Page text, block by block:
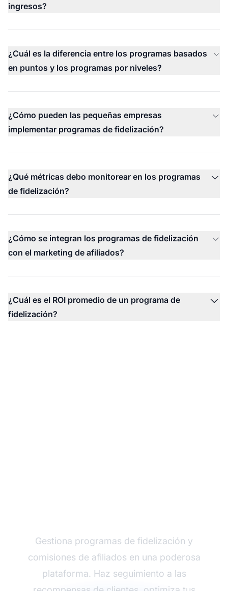
ingresos?
¿Cuál es la diferencia entre los programas basados
en puntos y los programas por niveles?
¿Cómo pueden las pequeñas empresas
implementar programas de fidelización?
¿Qué métricas debo monitorear en los programas
de fidelización?
¿Cómo se integran los programas de fidelización
con el marketing de afiliados?
¿Cuál es el ROI promedio de un programa de
fidelización?
Gestiona programas de fidelización y
comisiones de afiliados en una poderosa
plataforma. Haz seguimiento a las